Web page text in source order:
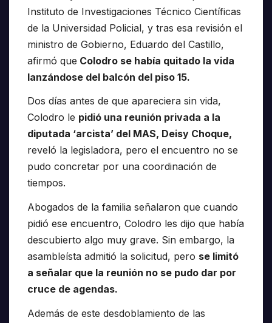
Instituto de Investigaciones Técnico Científicas
de la Universidad Policial, y tras esa revisión el
ministro de Gobierno, Eduardo del Castillo,
afirmó que Colodro se había quitado la vida
lanzándose del balcón del piso 15.
Dos días antes de que apareciera sin vida,
Colodro le pidió una reunión privada a la
diputada ‘arcista’ del MAS, Deisy Choque,
reveló la legisladora, pero el encuentro no se
pudo concretar por una coordinación de
tiempos.
Abogados de la familia señalaron que cuando
pidió ese encuentro, Colodro les dijo que había
descubierto algo muy grave. Sin embargo, la
asambleísta admitió la solicitud, pero se limitó
a señalar que la reunión no se pudo dar por
cruce de agendas.
Además de este desdoblamiento de las